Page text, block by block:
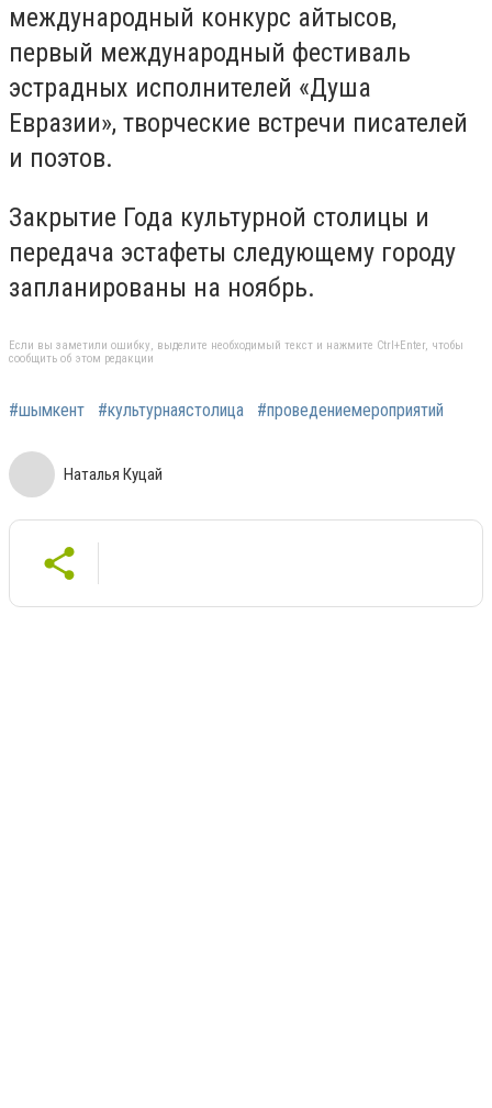
международный конкурс айтысов,
первый международный фестиваль
эстрадных исполнителей «Душа
Евразии», творческие встречи писателей
и поэтов.
Закрытие Года культурной столицы и
передача эстафеты следующему городу
запланированы на ноябрь.
Если вы заметили ошибку, выделите необходимый текст и нажмите Ctrl+Enter, чтобы
сообщить об этом редакции
#шымкент #культурнаястолица #проведениемероприятий
Наталья Куцай